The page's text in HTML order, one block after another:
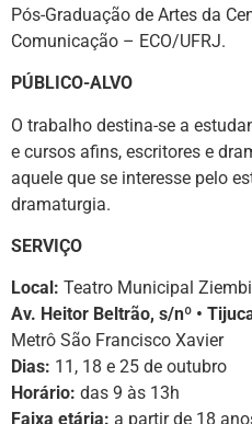
Pós-Graduação de Artes da
Comunicação – ECO/UFRJ.
PÚBLICO-ALVO
O trabalho destina-se a
e cursos afins, escritores e
aquele que se interesse pelo
dramaturgia.
SERVIÇO
Local: Teatro Municipal
Av. Heitor Beltrão, s/nº •
Metrô São Francisco Xavier
Dias: 11, 18 e 25 de outubro
Horário: das 9 às 13h
Faixa etária: a partir de 18